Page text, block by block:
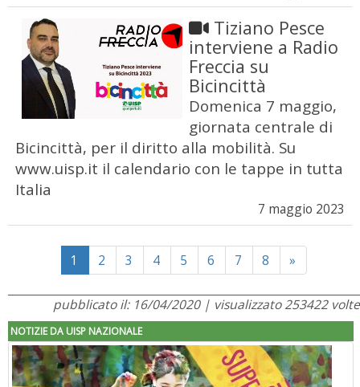
Tiziano Pesce
interviene a Radio
Freccia su
Bicincittà
Domenica 7 maggio,
giornata centrale di
Bicincittà, per il diritto alla mobilità. Su
www.uisp.it il calendario con le tappe in tutta
Italia
7 maggio 2023
1 2 3 4 5 6 7 8 »
pubblicato il: 16/04/2020 | visualizzato 253422 volte
NOTIZIE DA UISP NAZIONALE